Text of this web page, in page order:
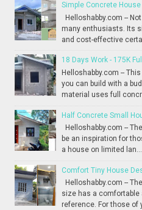
Simple Concrete
Helloshabby.com --
many enthusiasts. Its
and cost-effective
18 Days Work - 175K
Helloshabby.com --
you can build with a
material uses full
Half Concrete Small
Helloshabby.com --
be an inspiration for
a house on limited lan...
Comfort Tiny House
Helloshabby.com --
size has a comfortable
reference. For those of